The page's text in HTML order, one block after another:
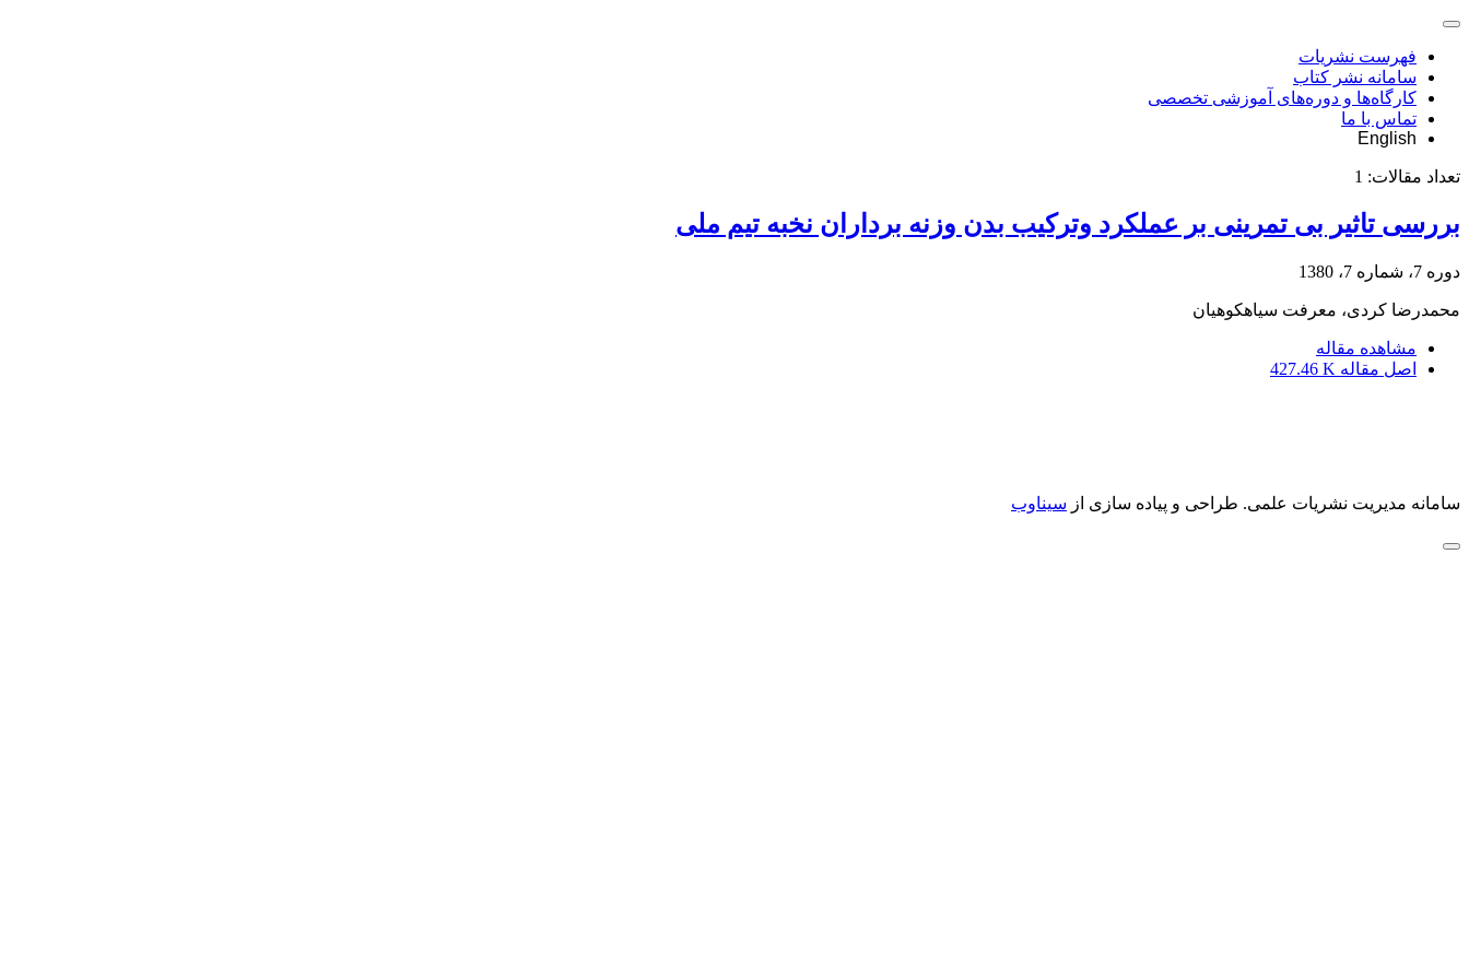
فهرست نشریات
سامانه نشر کتاب
کارگاه‌ها و دوره‌های آموزشی تخصصی
تماس با ما
English
تعداد مقالات: 1
بررسی تاثیر بی تمرینی بر عملکرد وترکیب بدن وزنه برداران نخبه تیم ملی
دوره 7، شماره 7، 1380
محمدرضا کردی، معرفت سیاهکوهیان
مشاهده مقاله
اصل مقاله 427.46 K
سامانه مدیریت نشریات علمی. طراحی و پیاده سازی از سیناوب